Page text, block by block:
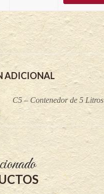
ADICIONAL
C5 – Contenedor de 5 Litros